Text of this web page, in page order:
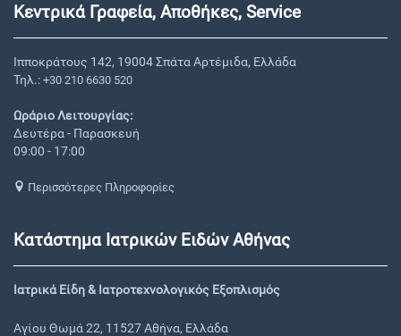
Κεντρικά Γραφεία, Αποθήκες, Service
Ιπποκράτους 142, 19004 Σπάτα Αρτέμιδα, Ελλάδα
Τηλ.: +30 210 6630 520
Ωράριο Λειτουργίας:
Δευτέρα - Παρασκευή
09:00 - 17:00
Περισσότερες Πληροφορίες
Κατάστημα Ιατρικών Ειδών Αθήνας
Ιατρικά Είδη & Ιατροτεχνολογικός Εξοπλισμός
Αγίου Θωμά 22, 11527 Αθήνα, Ελλάδα